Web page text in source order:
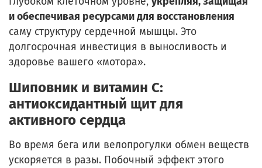
и обеспечивая ресурсами для восстановления
саму структуру сердечной мышцы. Это
долгосрочная инвестиция в выносливость и
здоровье вашего «мотора».
Шиповник и витамин С:
антиоксидантный щит для
активного сердца
Во время бега или велопрогулки обмен веществ
ускоряется в разы. Побочный эффект этого